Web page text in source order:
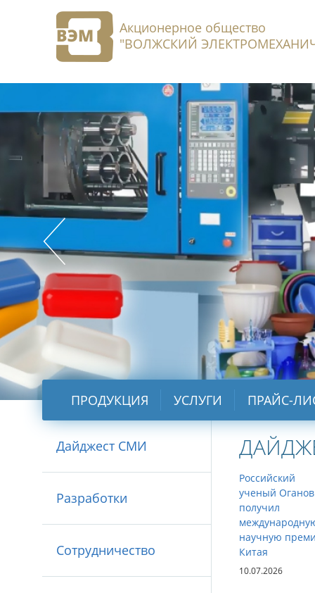
Акционерное общество
"ВОЛЖСКИЙ
ПРОДУКЦИЯ УСЛУГИ ПРАЙС-
Дайджест СМИ
Разработки
Сотрудничество
Российский
ученый Оганов
получил
научную
Китая
10.07.2026